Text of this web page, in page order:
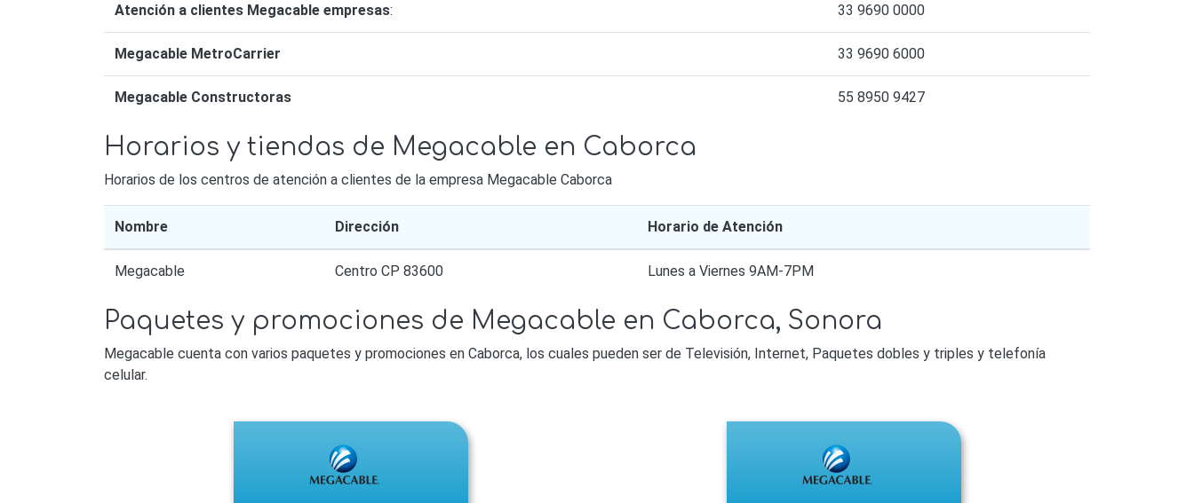
Atención a clientes Megacable empresas: 33 9690 0000
Megacable MetroCarrier 33 9690 6000
Megacable Constructoras 55 8950 9427
Horarios y tiendas de Megacable en Caborca
Horarios de los centros de atención a clientes de la empresa Megacable Caborca
Nombre Dirección Horario de Atención
Megacable Centro CP 83600 Lunes a Viernes 9AM-7PM
Paquetes y promociones de Megacable en Caborca, Sonora
Megacable cuenta con varios paquetes y promociones en Caborca, los cuales pueden ser de Televisión, Internet, Paquetes dobles y triples y telefonía
celular.